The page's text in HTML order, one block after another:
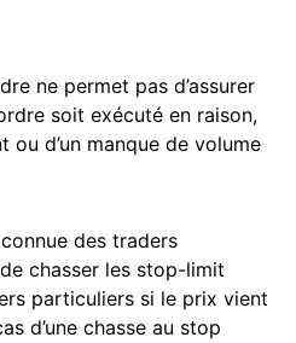
ne permet pas d’assurer
soit exécuté en raison,
ou d’un manque de volume
des traders
chasser les stop-limit
particuliers si le prix vient
d’une chasse au stop